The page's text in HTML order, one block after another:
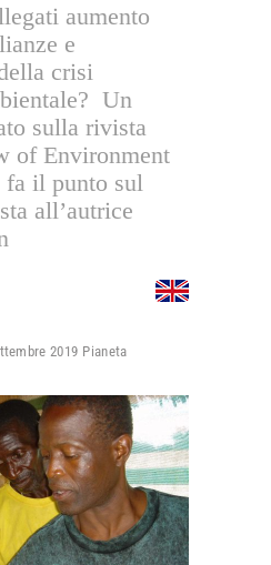
aumento
e
crisi
Un
sulla rivista
of Environment
fa il punto sul
all’autrice
2019 Pianeta